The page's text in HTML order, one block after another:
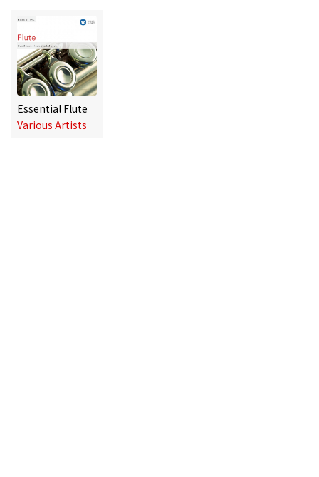
Essential Flute
Various Artists